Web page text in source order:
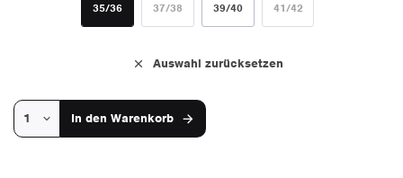
35/36 37/38 39/40 41/42
Auswahl zurücksetzen
In den Warenkorb